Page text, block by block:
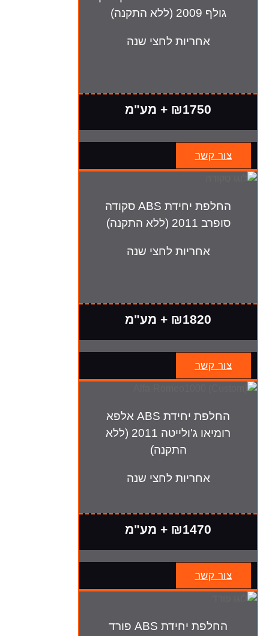
גולף 2009 (ללא התקנה)
אחריות לחצי שנה
₪1750 + מע"מ
צור קשר
החלפת יחידת ABS סקודה
סופרב 2011 (ללא התקנה)
אחריות לחצי שנה
₪1820 + מע"מ
צור קשר
החלפת יחידת ABS אלפא
רומיאו ג'ולייטה 2011 (ללא
התקנה)
אחריות לחצי שנה
₪1470 + מע"מ
צור קשר
החלפת יחידת ABS פורד